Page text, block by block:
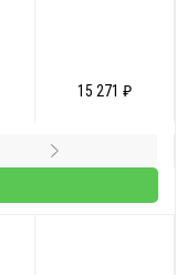
15 271 ₽